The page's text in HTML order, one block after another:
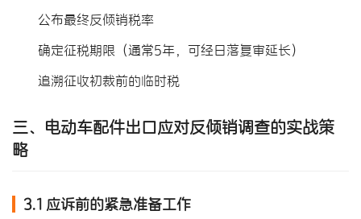
公布最终反倾销税率
确定征税期限（通常5年，可经日落复审延长）
追溯征收初裁前的临时税
三、电动车配件出口应对反倾销调查的实战策
略
3.1 应诉前的紧急准备工作